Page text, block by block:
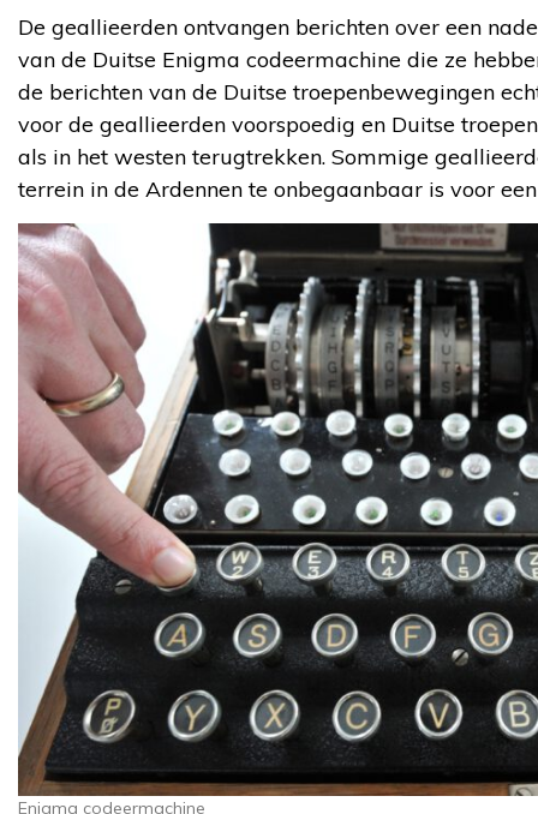
De geallieerden ontvangen berichten over een
van de Duitse Enigma codeermachine die ze
de berichten van de Duitse troepenbewegingen
voor de geallieerden voorspoedig en Duitse
als in het westen terugtrekken. Sommige
terrein in de Ardennen te onbegaanbaar is voor
Enigma codeermachine